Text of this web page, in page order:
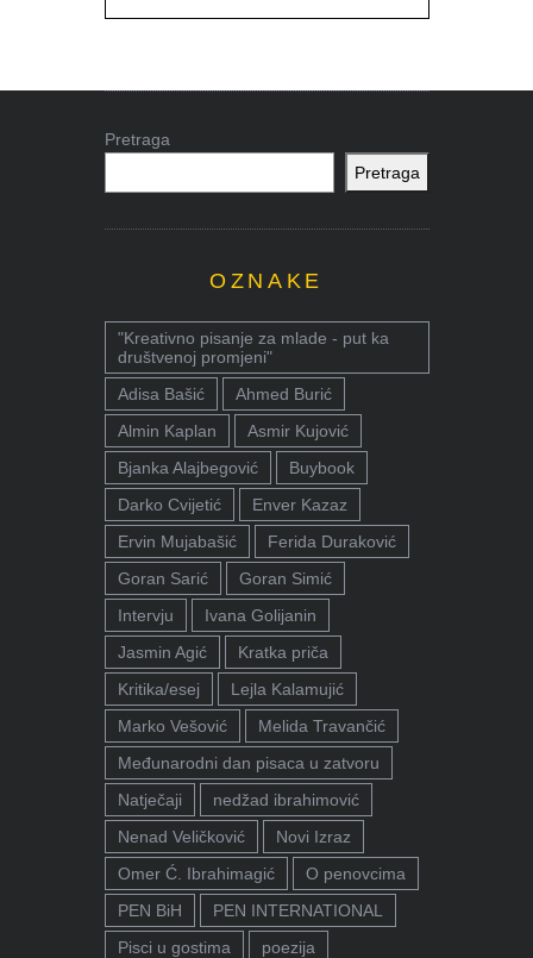
Pretraga
Pretraga
OZNAKE
"Kreativno pisanje za mlade - put ka
društvenoj promjeni"
Adisa Bašić
Ahmed Burić
Almin Kaplan
Asmir Kujović
Bjanka Alajbegović
Buybook
Darko Cvijetić
Enver Kazaz
Ervin Mujabašić
Ferida Duraković
Goran Sarić
Goran Simić
Intervju
Ivana Golijanin
Jasmin Agić
Kratka priča
Kritika/esej
Lejla Kalamujić
Marko Vešović
Melida Travančić
Međunarodni dan pisaca u zatvoru
Natječaji
nedžad ibrahimović
Nenad Veličković
Novi Izraz
Omer Ć. Ibrahimagić
O penovcima
PEN BiH
PEN INTERNATIONAL
Pisci u gostima
poezija